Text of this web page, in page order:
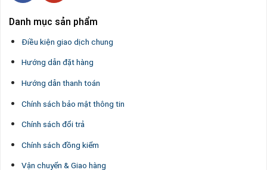
Danh mục sản phẩm
Điều kiện giao dịch chung
Hướng dẫn đặt hàng
Hướng dẫn thanh toán
Chính sách bảo mật thông tin
Chính sách đổi trả
Chính sách đồng kiểm
Vận chuyển & Giao hàng